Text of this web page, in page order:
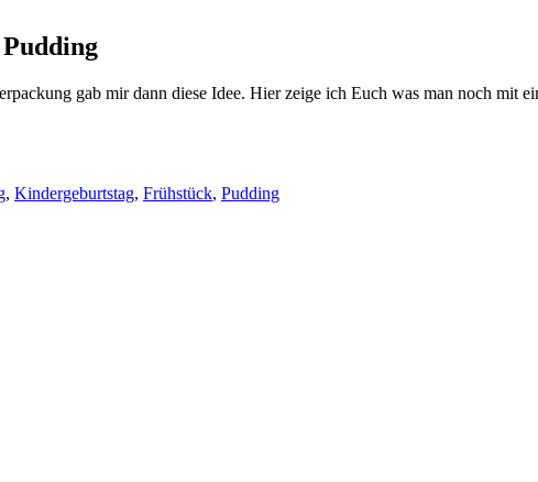
gab mir dann diese Idee. Hier zeige ich Euch was man noch mit
, Kindergeburtstag, Frühstück, Pudding